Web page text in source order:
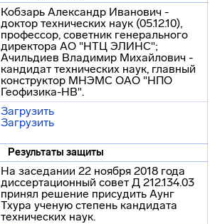
Кобзарь Александр Иванович -
доктор технических наук (05.12.10),
профессор, советник генерального
директора АО "НТЦ ЭЛИНС";
Ачильдиев Владимир Михайлович -
кандидат технических наук, главный
конструктор МНЭМС ОАО "НПО
Геофизика-НВ".
Загрузить
Загрузить
Результаты защиты
На заседании 22 ноября 2018 года
диссертационный совет Д 212.134.03
принял решение присудить Аунг
Тхура ученую степень кандидата
технических наук.